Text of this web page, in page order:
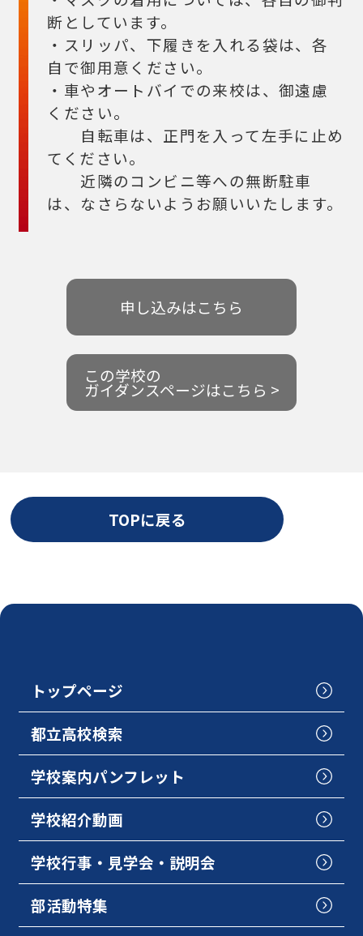
断としています。
・スリッパ、下履きを入れる袋は、各
自で御用意ください。
・車やオートバイでの来校は、御遠慮
ください。
自転車は、正門を入って左手に止め
てください。
近隣のコンビニ等への無断駐車
は、なさらないようお願いいたします。
申し込みはこちら
この学校の
ガイダンスページはこちら >
TOPに戻る
トップページ
都立高校検索
学校案内パンフレット
学校紹介動画
学校行事・見学会・説明会
部活動特集